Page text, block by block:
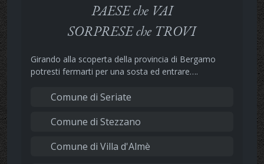
PAESE che VAI
SORPRESE che TROVI
Girando alla scoperta della provincia di Bergamo
potresti fermarti per una sosta ed entrare….
Comune di Seriate
Comune di Stezzano
Comune di Villa d'Almè